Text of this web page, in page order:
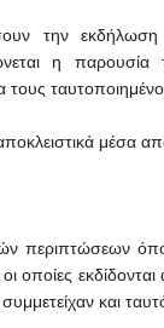
την
η παρουσία
μέσα
περιπτώσεων
οποίες
και